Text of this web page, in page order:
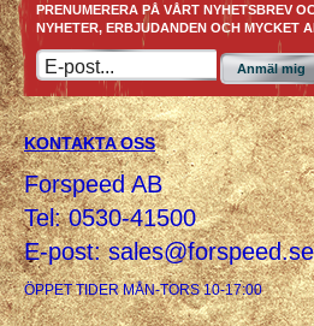
PRENUMERERA PÅ VÅRT NYHETSBREV
NYHETER, ERBJUDANDEN OCH MYCKET
Anmäl mig
KONTAKTA OSS
Forspeed AB
Tel: 0530-41500
E-post:sales@forspeed.se
ÖPPET TIDER MÅN-TORS 10-17:00